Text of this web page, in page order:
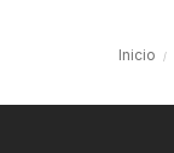
Inicio